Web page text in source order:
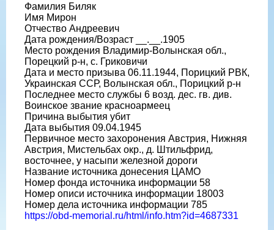
Фамилия Биляк
Имя Мирон
Отчество Андреевич
Дата рождения/Возраст __.__.1905
Место рождения Владимир-Волынская обл.,
Порецкий р-н, с. Гриковичи
Дата и место призыва 06.11.1944, Порицкий РВК,
Украинская ССР, Волынская обл., Порицкий р-н
Последнее место службы 6 возд. дес. гв. див.
Воинское звание красноармеец
Причина выбытия убит
Дата выбытия 09.04.1945
Первичное место захоронения Австрия, Нижняя
Австрия, Мистельбах окр., д. Штильфрид,
восточнее, у насыпи железной дороги
Название источника донесения ЦАМО
Номер фонда источника информации 58
Номер описи источника информации 18003
Номер дела источника информации 785
https://obd-memorial.ru/html/info.htm?id=4687331